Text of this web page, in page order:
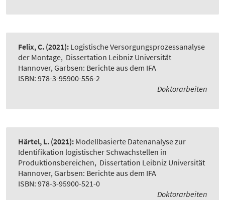
Felix, C. (2021): Logistische Versorgungsprozessanalyse
der Montage, Dissertation Leibniz Universität
Hannover, Garbsen: Berichte aus dem IFA
ISBN: 978-3-95900-556-2
Doktorarbeiten
Härtel, L. (2021): Modellbasierte Datenanalyse zur
Identifikation logistischer Schwachstellen in
Produktionsbereichen, Dissertation Leibniz Universität
Hannover, Garbsen: Berichte aus dem IFA
ISBN: 978-3-95900-521-0
Doktorarbeiten